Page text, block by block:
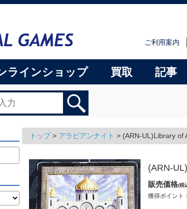
ご利用案内
ラインショップ 買取 記事
トップ> アラビアンナイト > (ARN-UL)Library of
(ARN-
販売価格(税
獲得ポイント：